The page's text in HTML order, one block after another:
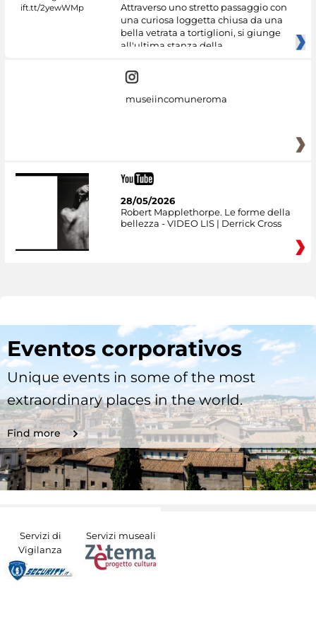
Attraverso uno stretto passaggio con
una curiosa loggetta chiusa da una
bella vetrata a tortiglioni, si giunge
all'ultima stanza della
museiincomuneroma
28/05/2026
Robert Mapplethorpe. Le forme della
bellezza - VIDEO LIS | Derrick Cross
Eventos corporativos
Unique events in some of the most
extraordinary places in the world.
Find more
Servizi di
Vigilanza
Servizi museali